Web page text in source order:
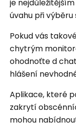
je
úvahu při
Pokud vás
chytrým
ohodnoťte d
hlášení
Aplikace, které
zakrytí
mohou